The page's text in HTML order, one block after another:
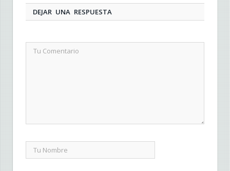
DEJAR UNA RESPUESTA